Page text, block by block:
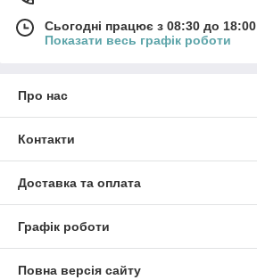
Сьогодні працює з 08:30 до 18:00
Показати весь графік роботи
Про нас
Контакти
Доставка та оплата
Графік роботи
Повна версія сайту